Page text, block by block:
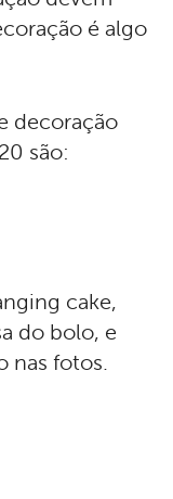
é algo
decoração
são:
cake,
do bolo, e
nas fotos.